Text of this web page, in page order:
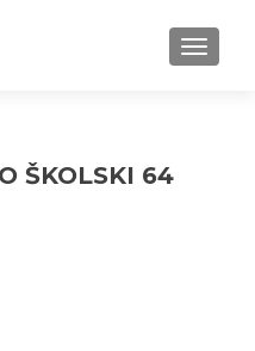
MENU
ŠKOLSKI 64